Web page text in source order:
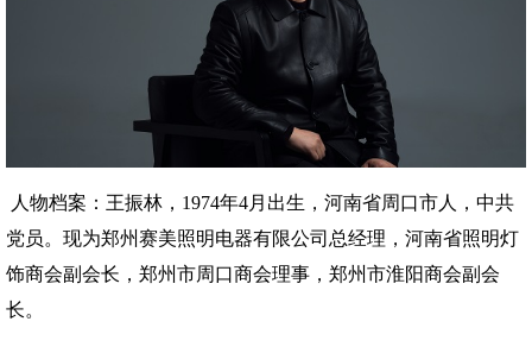
人物档案：王振林，1974年4月出生，河南省周口市人，中共
党员。现为郑州赛美照明电器有限公司总经理，河南省照明灯
饰商会副会长，郑州市周口商会理事，郑州市淮阳商会副会
长。